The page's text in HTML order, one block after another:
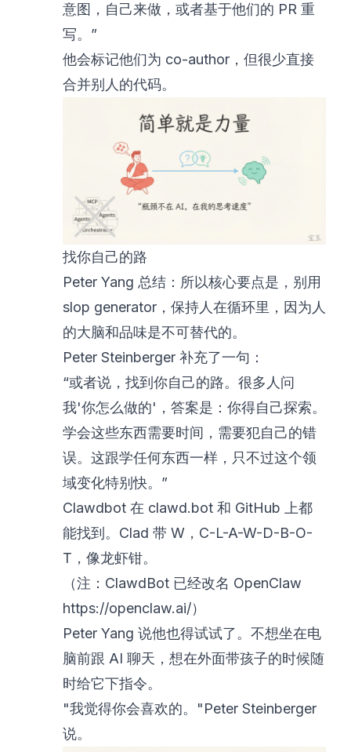
意图，自己来做，或者基于他们的 PR 重
写。”
他会标记他们为 co-author，但很少直接
合并别人的代码。
找你自己的路
Peter Yang 总结：所以核心要点是，别用
slop generator，保持人在循环里，因为人
的大脑和品味是不可替代的。
Peter Steinberger 补充了一句：
“或者说，找到你自己的路。很多人问
我'你怎么做的'，答案是：你得自己探索。
学会这些东西需要时间，需要犯自己的错
误。这跟学任何东西一样，只不过这个领
域变化特别快。”
Clawdbot 在 clawd.bot 和 GitHub 上都
能找到。Clad 带 W，C-L-A-W-D-B-O-
T，像龙虾钳。
（注：ClawdBot 已经改名 OpenClaw
https://openclaw.ai/）
Peter Yang 说他也得试试了。不想坐在电
脑前跟 AI 聊天，想在外面带孩子的时候随
时给它下指令。
"我觉得你会喜欢的。"Peter Steinberger
说。